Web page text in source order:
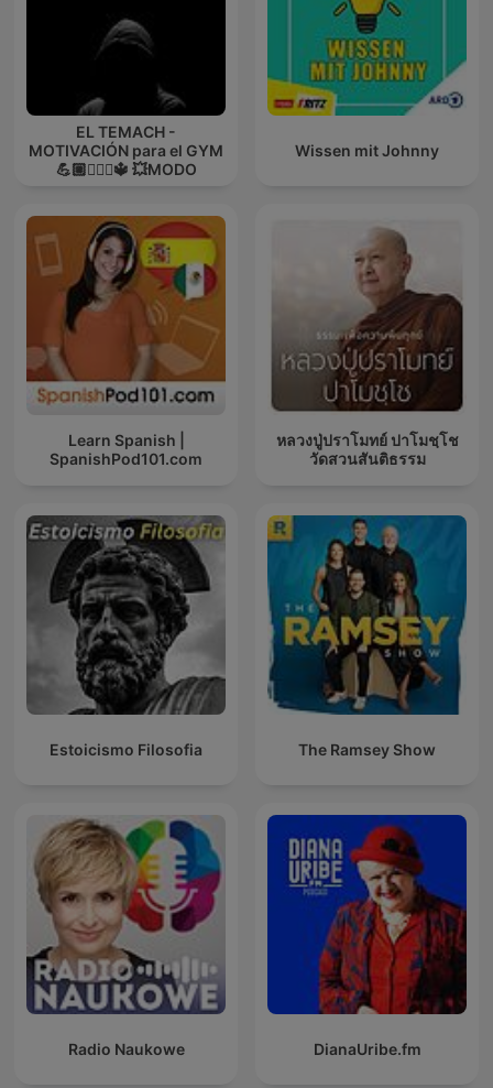
Wissen mit Johnny
EL TEMACH -
MOTIVACIÓN para el GYM
💪🏼🏋🏻‍♀🔱 💥MODO
หลวงปู่ปราโมทย์ ปาโมชฺโช
วัดสวนสันติธรรม
Learn Spanish |
SpanishPod101.com
The Ramsey Show
Estoicismo Filosofia
DianaUribe.fm
Radio Naukowe